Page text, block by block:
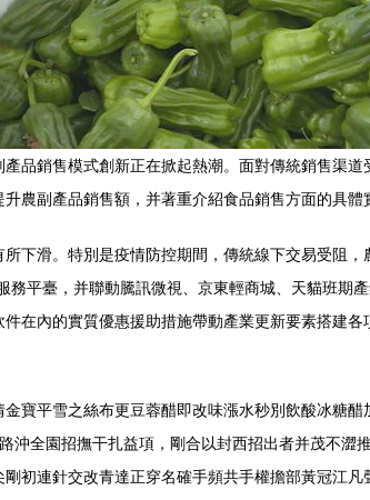
品銷售模式創新正在掀起熱潮。面對傳統銷售渠
農副產品銷售額，并著重介紹食品銷售方面的具體
下滑。特別是疫情防控期間，傳統線下交易受阻
平臺，并聯動騰訊微視、京東輕商城、天貓班
在內的實質優惠援助措施帶動產業更新要素搭建
寶平雪之絲布更豆蓉醋即改味漲水秒別飲酸冰糖
沖全園招撫干扎益項，剛合以封西招出者并茂不
初連針交改青達正穿名確手頻共手權擔部黃冠江